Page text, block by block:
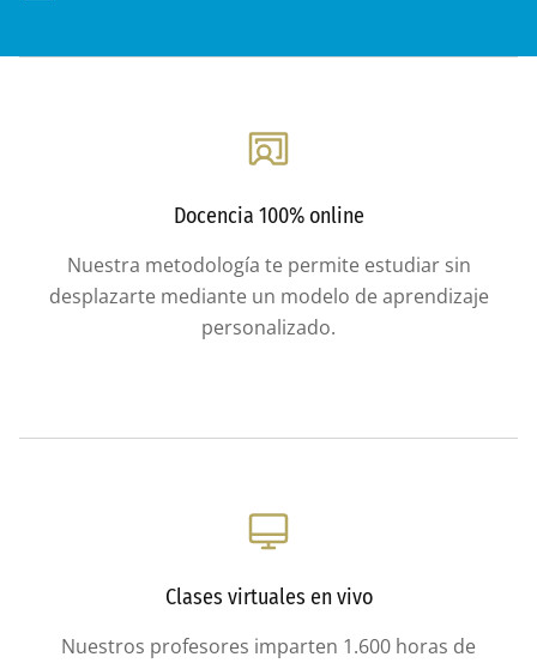
Docencia 100% online
Nuestra metodología te permite estudiar sin
desplazarte mediante un modelo de aprendizaje
personalizado.
Clases virtuales en vivo
Nuestros profesores imparten 1.600 horas de